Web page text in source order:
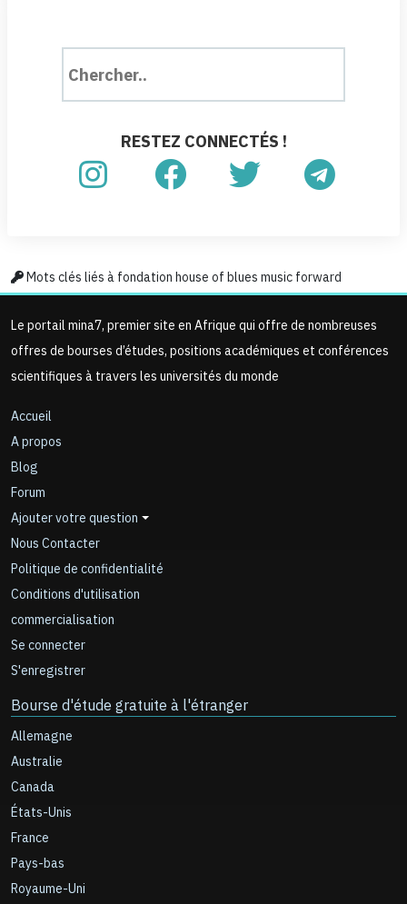
RESTEZ CONNECTÉS !
Mots clés liés à fondation house of blues music forward
Le portail mina7, premier site en Afrique qui offre de nombreuses
offres de bourses d’études, positions académiques et conférences
scientifiques à travers les universités du monde
Accueil
A propos
Blog
Forum
Ajouter votre question
Nous Contacter
Politique de confidentialité
Conditions d'utilisation
commercialisation
Se connecter
S'enregistrer
Bourse d'étude gratuite à l'étranger
Allemagne
Australie
Canada
États-Unis
France
Pays-bas
Royaume-Uni